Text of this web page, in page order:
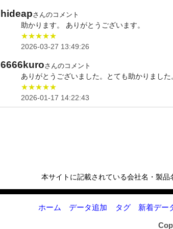
hideapさんのコメント
助かります。 ありがとうございます。
★★★★★
2026-03-27 13:49:26
6666kuroさんのコメント
ありがとうございました。とても助かりました
★★★★★
2026-01-17 14:22:43
本サイトに記載されている会社名・製品
ホーム データ追加 タグ 新着デー